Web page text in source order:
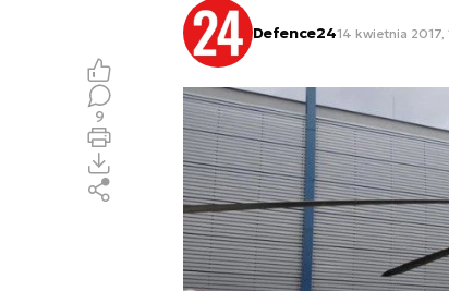
Defence2414 kwietnia 2017,
9